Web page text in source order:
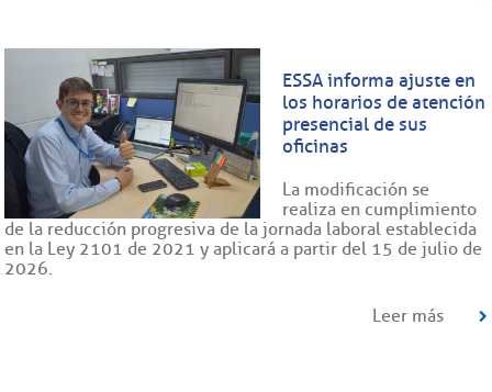
ESSA informa ajuste en
los horarios de atención
presencial de sus
oficinas
La modificación se
realiza en cumplimiento
de la reducción progresiva de la jornada laboral establecida
en la Ley 2101 de 2021 y aplicará a partir del 15 de julio de
2026.
Leer más